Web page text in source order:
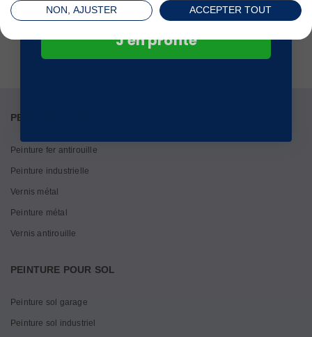
Paiement sécurisé
PEINTURE POUR MÉTAUX
Peinture fer antirouille
Peinture industrielle
Vernis métal
Peinture métal
Vernis antirouille
PEINTURE POUR SOL
Peinture sol garage
Peinture sol industriel
ACCEPTER TOUT
NON, AJUSTER
J'en profite